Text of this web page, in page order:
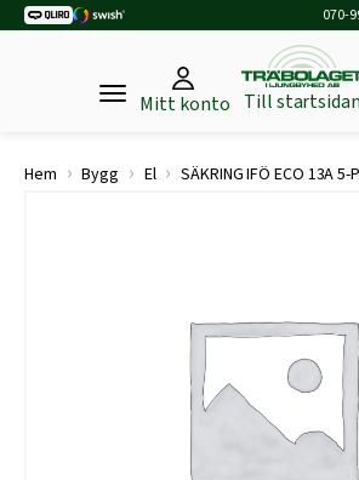
070-
Mitt konto Till startsidan
Hem › Bygg › El › SÄKRING IFÖ ECO 13A 5-P